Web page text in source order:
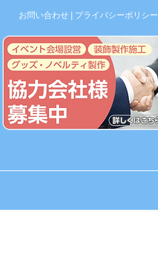
お問い合わせ プライバシーポリシー